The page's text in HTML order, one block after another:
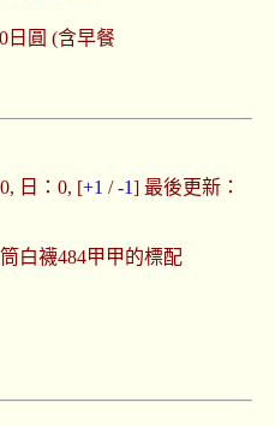
日圓 (含早餐
日：0, [+1 /-1] 最後更新：
白襪484甲甲的標配